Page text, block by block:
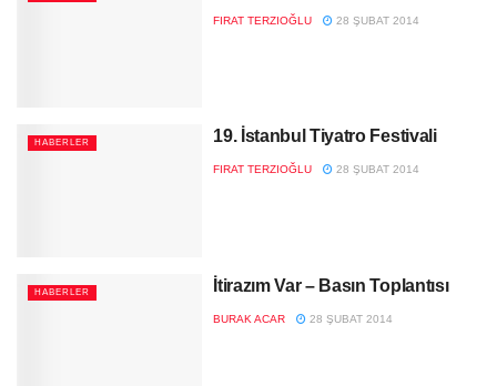
FIRAT TERZIOĞLU 28 ŞUBAT 2014
HABERLER 19. İstanbul Tiyatro Festivali
FIRAT TERZIOĞLU 28 ŞUBAT 2014
HABERLER İtirazım Var – Basın Toplantısı
BURAK ACAR 28 ŞUBAT 2014